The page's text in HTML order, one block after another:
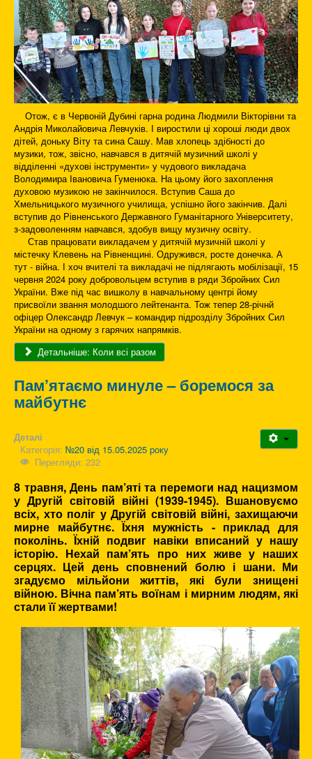
Отож, є в Червоній Дубині гарна родина Людмили Вікторівни та
Андрія Миколайовича Левчуків. І виростили ці хороші люди двох
дітей, доньку Віту та сина Сашу. Мав хлопець здібності до
музики, тож, звісно, навчався в дитячій музичний школі у
відділенні «духові інструменти» у чудового викладача
Володимира Івановича Гуменюка. На цьому його захоплення
духовою музикою не закінчилося. Вступив Саша до
Хмельницького музичного училища, успішно його закінчив. Далі
вступив до Рівненського Державного Гуманітарного Університету,
з-задоволенням навчався, здобув вищу музичну освіту.
Став працювати викладачем у дитячій музичній школі у
містечку Клевень на Рівненщині. Одружився, росте донечка. А
тут - війна. І хоч вчителі та викладачі не підлягають мобілізації, 15
червня 2024 року добровольцем вступив в ряди Збройних Сил
України. Вже під час вишколу в навчальному центрі йому
присвоїли звання молодшого лейтенанта. Тож тепер 28-річнй
офіцер Олександр Левчук – командир підрозділу Збройних Сил
України на одному з гарячих напрямків.
Детальніше: Коли всі разом
Пам’ятаємо минуле – боремося за
майбутнє
Деталі
Категорія: №20 від 15.05.2025 року
Перегляди: 232
8 травня, День пам’яті та перемоги над нацизмом
у Другій світовій війні (1939-1945). Вшановуємо
всіх, хто поліг у Другій світовій війні, захищаючи
мирне майбутнє. Їхня мужність - приклад для
поколінь. Їхній подвиг навіки вписаний у нашу
історію. Нехай пам’ять про них живе у наших
серцях. Цей день сповнений болю і шани. Ми
згадуємо мільйони життів, які були знищені
війною. Вічна пам’ять воїнам і мирним людям, які
стали її жертвами!